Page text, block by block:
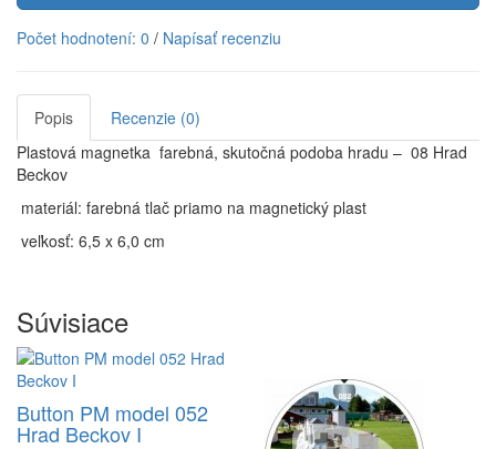
Počet hodnotení: 0 / Napísať recenziu
Popis
Recenzie (0)
Plastová magnetka farebná, skutočná podoba hradu – 08 Hrad
Beckov
materiál: farebná tlač priamo na magnetický plast
veľkosť: 6,5 x 6,0 cm
Súvisiace
Button PM model 052
Hrad Beckov I